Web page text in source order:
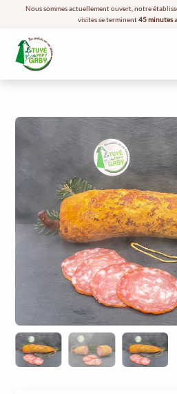
Nous sommes actuellement ouvert, notre
visites se terminent45 minutes